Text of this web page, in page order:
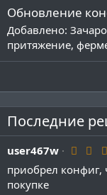
Обновление
Добавлено:
притяжение,
Последние
user467w
приобрел
покупке